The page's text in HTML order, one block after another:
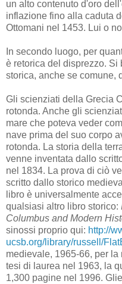
un alto contenuto d'oro
inflazione fino alla caduta
Ottomani nel 1453. Lui o
In secondo luogo, per
è retorica del disprezzo. Si
storica, anche se comune,
Gli scienziati della Grecia
rotonda. Anche gli
mare che poteva veder
nave prima del suo corpo
rotonda. La storia della
venne inventata dallo
nel 1834. La prova di ciò
scritto dallo storico
libro è universalmente
qualsiasi altro libro storico:
Columbus and Modern
sinossi proprio qui: http://
ucsb.org/library/russell/
medievale, 1965-66, per
tesi di laurea nel 1963, la
1,300 pagine nel 1996.